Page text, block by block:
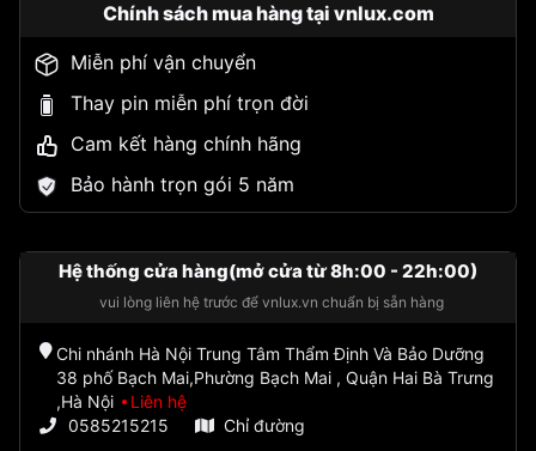
Chính sách mua hàng tại vnlux.com
Miễn phí vận chuyển
Thay pin miễn phí trọn đời
Cam kết hàng chính hãng
Bảo hành trọn gói 5 năm
Hệ thống cửa hàng(mở cửa từ 8h:00 - 22h:00)
vui lòng liên hệ trước để vnlux.vn chuẩn bị sẵn hàng
Chi nhánh Hà Nội Trung Tâm Thẩm Định Và Bảo Dưỡng
38 phố Bạch Mai,Phường Bạch Mai , Quận Hai Bà Trưng
,Hà Nội
Liên hệ
0585215215
Chỉ đường